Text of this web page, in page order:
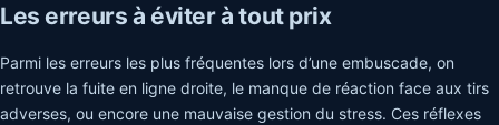
Les erreurs à éviter à tout prix
Parmi les erreurs les plus fréquentes lors d’une embuscade, on
retrouve la fuite en ligne droite, le manque de réaction face aux tirs
adverses, ou encore une mauvaise gestion du stress. Ces réflexes